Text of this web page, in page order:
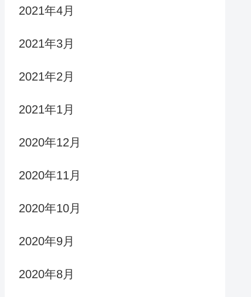
2021年4月
2021年3月
2021年2月
2021年1月
2020年12月
2020年11月
2020年10月
2020年9月
2020年8月